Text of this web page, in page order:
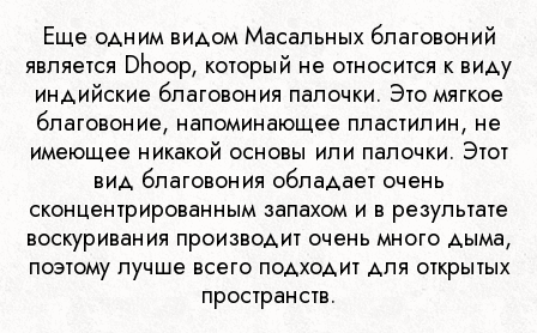
Еще одним видом Масальных благовоний
является Dhoop, который не относится к виду
индийские благовония палочки. Это мягкое
благовоние, напоминающее пластилин, не
имеющее никакой основы или палочки. Этот
вид благовония обладает очень
сконцентрированным запахом и в результате
воскуривания производит очень много дыма,
поэтому лучше всего подходит для открытых
пространств.